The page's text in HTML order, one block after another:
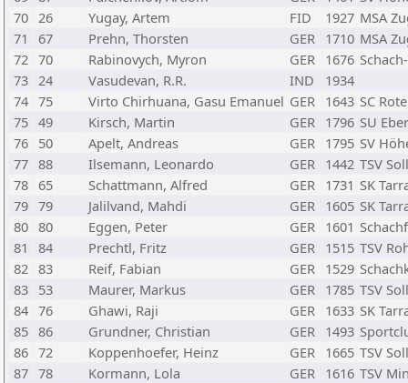
70 26 Yugay, Artem FID 1927 MSA
71
67 Prehn, Thorsten GER 1710 MSA
72 70 Rabinovych, Myron GER 1676
73 24 Vasudevan, R.R. IND
1934
74 75 Virto Chirhuana, Gasu Emanuel GER 1643 SC
75 49 Kirsch, Martin GER 1796 SU
76 50 Apelt, Andreas GER 1795 SV
77 88 Ilsemann, Leonardo GER 1442 TSV
78 65 Schattmann, Alfred GER 1731 SK
79 79 Jalilvand, Mahdi GER 1605 SK
80 80 Eggen, Peter GER 1601
81
84 Prechtl, Fritz GER 1515 TSV
82 83 Reif, Fabian GER 1529
83 53 Maurer, Markus GER 1785 TSV
84 76 Ghawi, Raji GER 1633 SK
85 86 Grundner, Christian GER 1493
86 72 Koppenhoefer, Heinz GER 1665 TSV
87 78 Kormann, Lola GER 1616 TSV